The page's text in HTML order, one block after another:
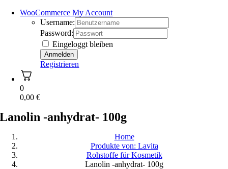
WooCommerce My Account
Username:
Password:
Eingeloggt bleiben
Registrieren
0
0,00€
Lanolin -anhydrat- 100g
Home
Produkte von: Lavita
Rohstoffe für Kosmetik
Lanolin -anhydrat- 100g